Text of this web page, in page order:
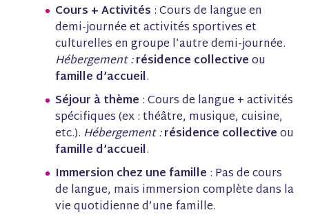
Cours + Activités : Cours de langue en
demi-journée et activités sportives et
culturelles en groupe l’autre demi-journée.
Hébergement :résidence collectiveou
famille d’accueil.
Séjour à thème : Cours de langue + activités
spécifiques (ex : théâtre, musique, cuisine,
etc.). Hébergement :résidence collectiveou
famille d’accueil.
Immersion chez une famille : Pas de cours
de langue, mais immersion complète dans la
vie quotidienne d’une famille.